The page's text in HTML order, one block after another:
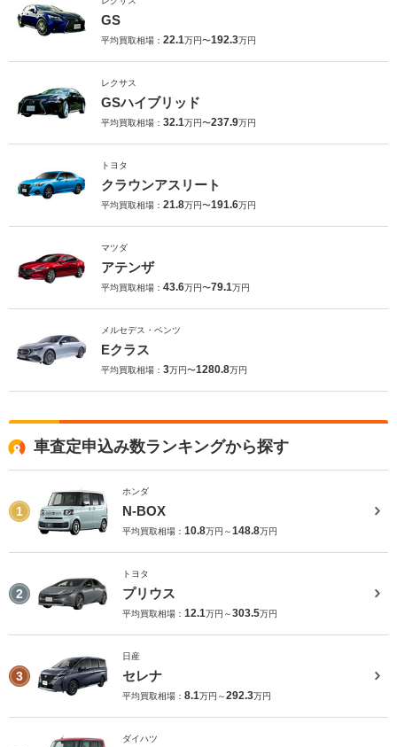
GS
平均買取相場： 22.1万円〜192.3万円
レクサス
GSハイブリッド
平均買取相場： 32.1万円〜237.9万円
トヨタ
クラウンアスリート
平均買取相場： 21.8万円〜191.6万円
マツダ
アテンザ
平均買取相場： 43.6万円〜79.1万円
メルセデス・ベンツ
Eクラス
平均買取相場： 3万円〜1280.8万円
車査定申込み数ランキングから探す
1
ホンダ
N-BOX
平均買取相場： 10.8万円～148.8万円
2
トヨタ
プリウス
平均買取相場： 12.1万円～303.5万円
3
日産
セレナ
平均買取相場： 8.1万円～292.3万円
ダイハツ